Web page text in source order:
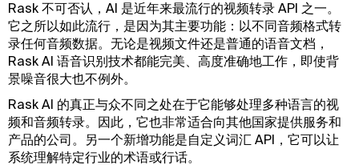
Rask 不可否认，AI 是近年来最流行的视频转录 API 之一。
它之所以如此流行，是因为其主要功能：以不同音频格式转
录任何音频数据。无论是视频文件还是普通的语音文档，
Rask AI 语音识别技术都能完美、高度准确地工作，即使背
景噪音很大也不例外。
Rask AI 的真正与众不同之处在于它能够处理多种语言的视
频和音频转录。因此，它也非常适合向其他国家提供服务和
产品的公司。另一个新增功能是自定义词汇 API，它可以让
系统理解特定行业的术语或行话。